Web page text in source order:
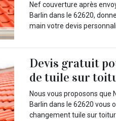
Nef couverture après
Barlin dans le 62620,
main votre devis
Devis gratuit
de tuile sur
Nous vous proposons que
Barlin dans le 62620
changement tuile sur